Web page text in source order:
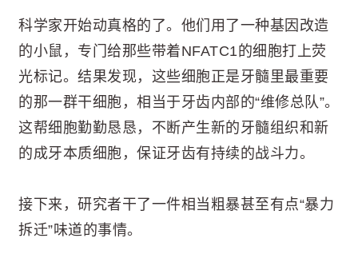
科学家开始动真格的了。他们用了一种基因改造
的小鼠，专门给那些带着NFATC1的细胞打上荧
光标记。结果发现，这些细胞正是牙髓里最重要
的那一群干细胞，相当于牙齿内部的“维修总队”。
这帮细胞勤勤恳恳，不断产生新的牙髓组织和新
的成牙本质细胞，保证牙齿有持续的战斗力。
接下来，研究者干了一件相当粗暴甚至有点“暴力
拆迁”味道的事情。